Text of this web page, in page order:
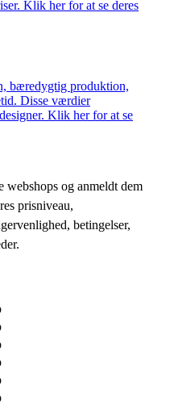
Klik her for at se deres
bæredygtig produktion,
Disse værdier
Klik her for at se
webshops og anmeldt dem
prisniveau,
betingelser,